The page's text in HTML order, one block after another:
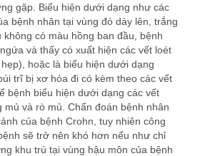
gặp. Biểu hiện dưới dạng như các
bệnh nhân tại vùng đó dày lên, trắng
không có màu hồng ban đầu, bệnh
và thấy có xuất hiện các vết loét
hoặc là biểu hiện dưới dạng
trĩ bị xơ hóa đi có kèm theo các vết
bệnh biểu hiện dưới dạng các vết
mủ và rò mủ. Chẩn đoán bệnh nhân
của bệnh Crohn, tuy nhiên công
sẽ trở nên khó hơn nếu như chỉ
khu trú tại vùng hậu môn của bệnh